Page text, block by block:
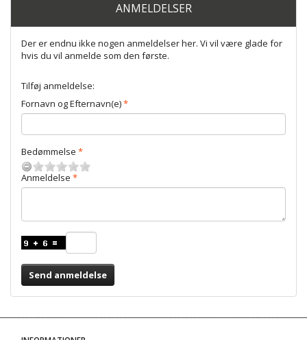
ANMELDELSER
Der er endnu ikke nogen anmeldelser her. Vi vil være glade for
hvis du vil anmelde som den første.
Tilføj anmeldelse:
Fornavn og Efternavn(e)
Bedømmelse
Anmeldelse
Send anmeldelse